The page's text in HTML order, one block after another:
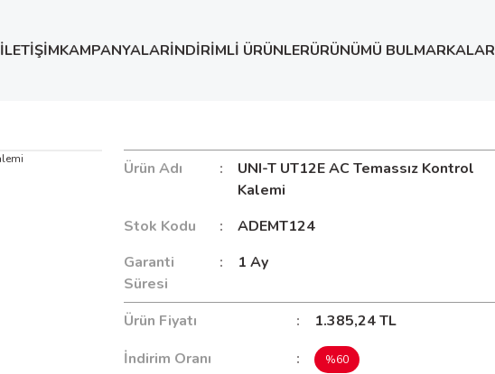
İLETİŞİMKAMPANYALARİNDİRİMLİ ÜRÜNLERÜRÜNÜMÜ BULMARKALAR
Ürün Adı
UNI-T UT12E AC Temassız Kontrol
Kalemi
Stok Kodu
ADEMT124
Garanti
Süresi
1 Ay
Ürün Fiyatı
1.385,24 TL
İndirim Oranı
%60